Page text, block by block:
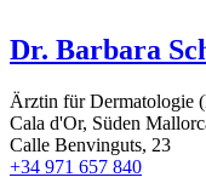
Dr. Barbara
Ärztin für Dermatologie
Cala d'Or, Süden
Calle Benvinguts, 23
+34 971 657 840